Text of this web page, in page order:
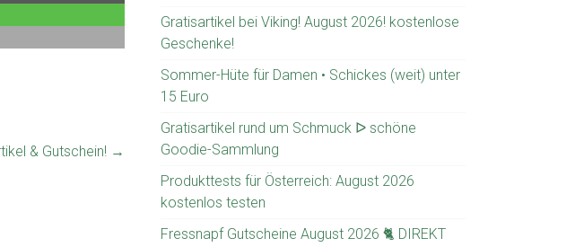
& Gutschein! →
Gratisartikel bei Viking! August 2026! kostenlose
Geschenke!
Sommer-Hüte für Damen • Schickes (weit) unter
15 Euro
Gratisartikel rund um Schmuck ᐅ schöne
Goodie-Sammlung
Produkttests für Österreich: August 2026
kostenlos testen
Fressnapf Gutscheine August 2026 🐈 DIREKT